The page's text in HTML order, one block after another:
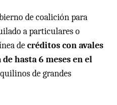
de coalición para
a particulares o
decréditos con avales
hasta 6 meses en el
de grandes